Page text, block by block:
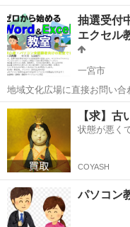
【対応例】 ・インターネッ
（Outlook・Yahoo・Gmail
愛知 名古屋市 本陣駅
抽選受付中 【初心者歓迎】全8回！ワー
エクセル
一宮市
地域文化広場に直接お問い合わせください。
選となります。定員を大幅
して一人でも多くの方に参
申し込みください。 ...
愛知 一宮市
【求】古
状態が悪く
COYASH
パソコン